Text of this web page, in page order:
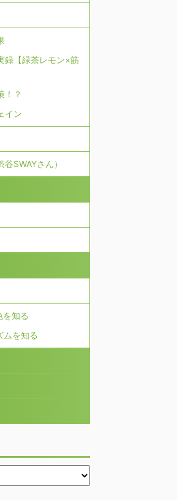
録【緑茶レモン×筋
！？
イン
SWAYさん）
を知る
ムを知る